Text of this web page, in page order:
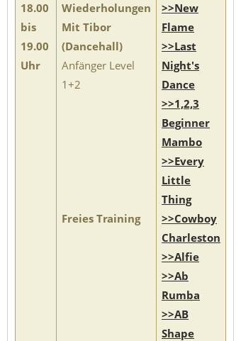
18.00
bis
19.00
Uhr
Wiederholungen
Mit Tibor
(Dancehall)
Anfänger Level
1+2
Freies Training
>>New
Flame
>>Last
Night's
Dance
>>1,2,3
Beginner
Mambo
>>Every
Little
Thing
>>Cowboy
Charleston
>>Alfie
>>Ab
Rumba
>>AB
Shape